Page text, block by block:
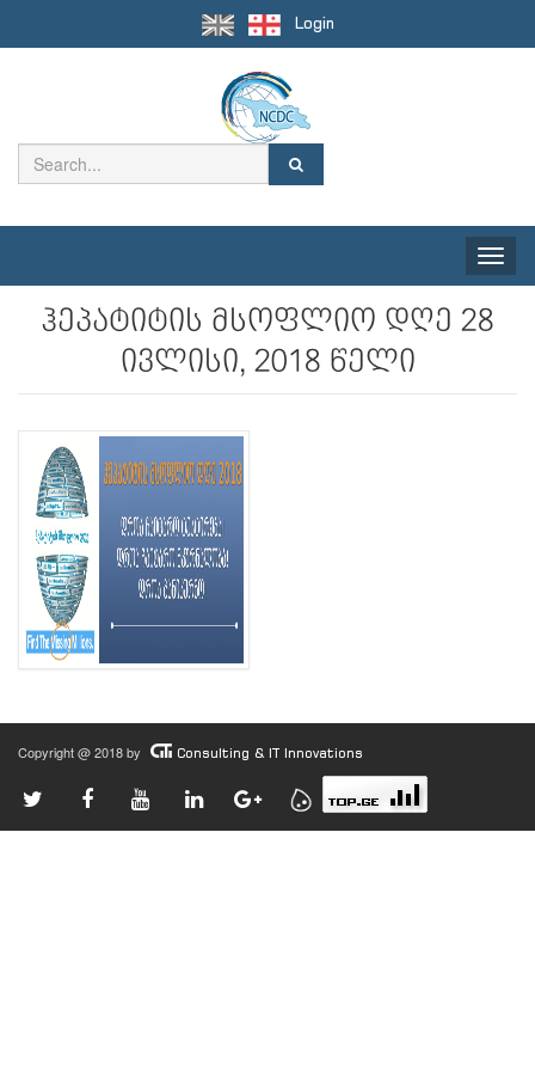
Login
Toggle
ჰეპატიტის მსოფლიო დღე 28
ივლისი, 2018 წელი
Copyright @ 2018 by Consulting & IT Innovations